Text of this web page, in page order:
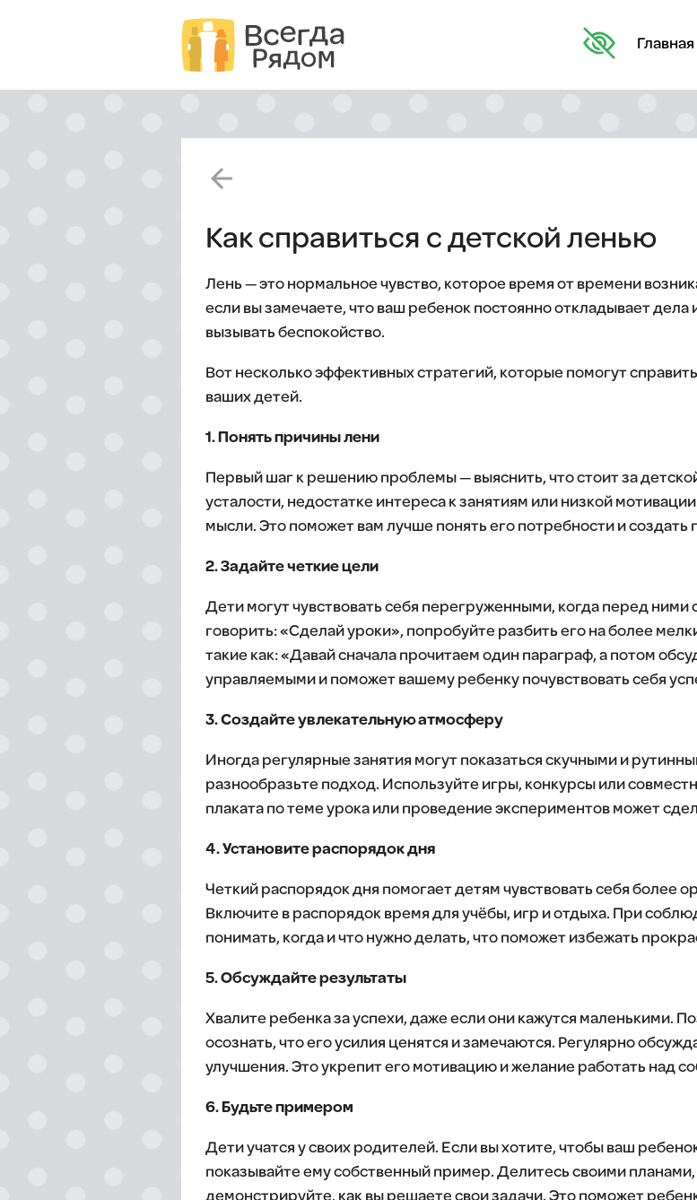
Главная
arrow_back
Как справиться с детской ленью
Лень — это нормальное чувство, которое время от времени
если вы замечаете, что ваш ребенок постоянно откладывает дела
вызывать беспокойство.
Вот несколько эффективных стратегий, которые помогут
ваших детей.
1. Понять причины лени
Первый шаг к решению проблемы — выяснить, что стоит за
усталости, недостатке интереса к занятиям или низкой
мысли. Это поможет вам лучше понять его потребности и
2. Задайте четкие цели
Дети могут чувствовать себя перегруженными, когда перед ними
говорить: «Сделай уроки», попробуйте разбить его на более
такие как: «Давай сначала прочитаем один параграф, а потом
управляемыми и поможет вашему ребенку почувствовать себя
3. Создайте увлекательную атмосферу
Иногда регулярные занятия могут показаться скучными и
разнообразьте подход. Используйте игры, конкурсы или
плаката по теме урока или проведение экспериментов может
4. Установите распорядок дня
Четкий распорядок дня помогает детям чувствовать себя более
Включите в распорядок время для учёбы, игр и отдыха. При
понимать, когда и что нужно делать, что поможет избежать
5. Обсуждайте результаты
Хвалите ребенка за успехи, даже если они кажутся маленькими.
осознать, что его усилия ценятся и замечаются. Регулярно
улучшения. Это укрепит его мотивацию и желание работать над
6. Будьте примером
Дети учатся у своих родителей. Если вы хотите, чтобы ваш
показывайте ему собственный пример. Делитесь своими планами,